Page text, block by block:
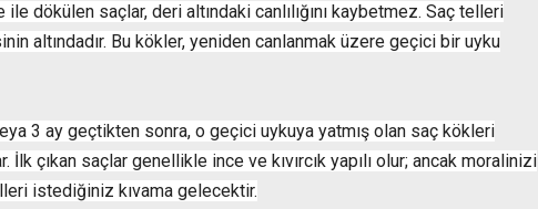
dökülen saçlar, deri altındaki canlılığını kaybetmez. Saç telleri
altındadır. Bu kökler, yeniden canlanmak üzere geçici bir uyku
3 ay geçtikten sonra, o geçici uykuya yatmış olan saç kökleri
İlk çıkan saçlar genellikle ince ve kıvırcık yapılı olur; ancak moralinizi
istediğiniz kıvama gelecektir.